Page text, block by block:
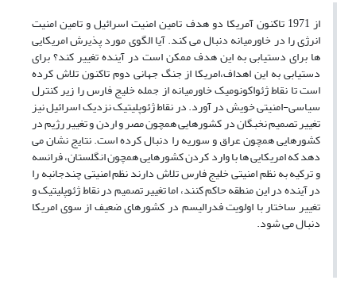
از 1971 تاکنون آمریکا دو هدف تامین امنیت اسرائیل و تامین امنیت
انرژی را در خاورمیانه دنبال می کند. آیا الگوی مورد پذیرش امریکایی
ها برای دستیابی به این هدف ممکن است در آینده تغییر کند؟ برای
دستیابی به این اهداف،امریکا از جنگ جهانی دوم تاکنون تلاش کرده
است تا نقاط ژئواکونومیک خاورمیانه از جمله خلیج فارس را زیر کنترل
سیاسی-امنیتی خویش در آورد. در نقاط ژئوپلیتیک نزدیک اسرائیل نیز
تغییر تصمیم نخبگان در کشورهایی همچون مصر و اردن و تغییر رژیم در
کشورهایی همچون عراق و سوریه را دنبال کرده است. نتایج نشان می
دهد که امریکایی ها با وارد کردن کشورهایی همچون انگلستان، فرانسه
و ترکیه به نظم امنیتی خلیج فارس تلاش دارند نظم امنیتی چندجانبه را
در آینده در این منطقه حاکم کنند، اما تغییر تصمیم در نقاط ژئوپلیتیک و
تغییر ساختار با اولویت فدرالیسم در کشورهای ضعیف از سوی امریکا
دنبال می شود.